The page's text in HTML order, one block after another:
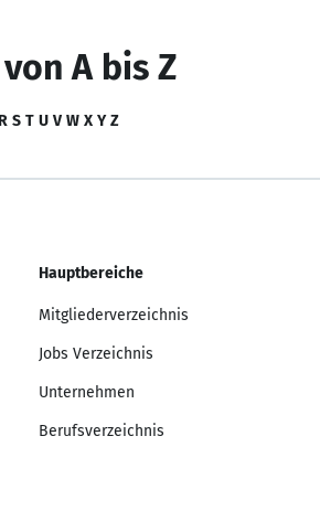
A bis Z
R S T U V W X Y Z
Hauptbereiche
Mitgliederverzeichnis
Jobs Verzeichnis
Unternehmen
Berufsverzeichnis